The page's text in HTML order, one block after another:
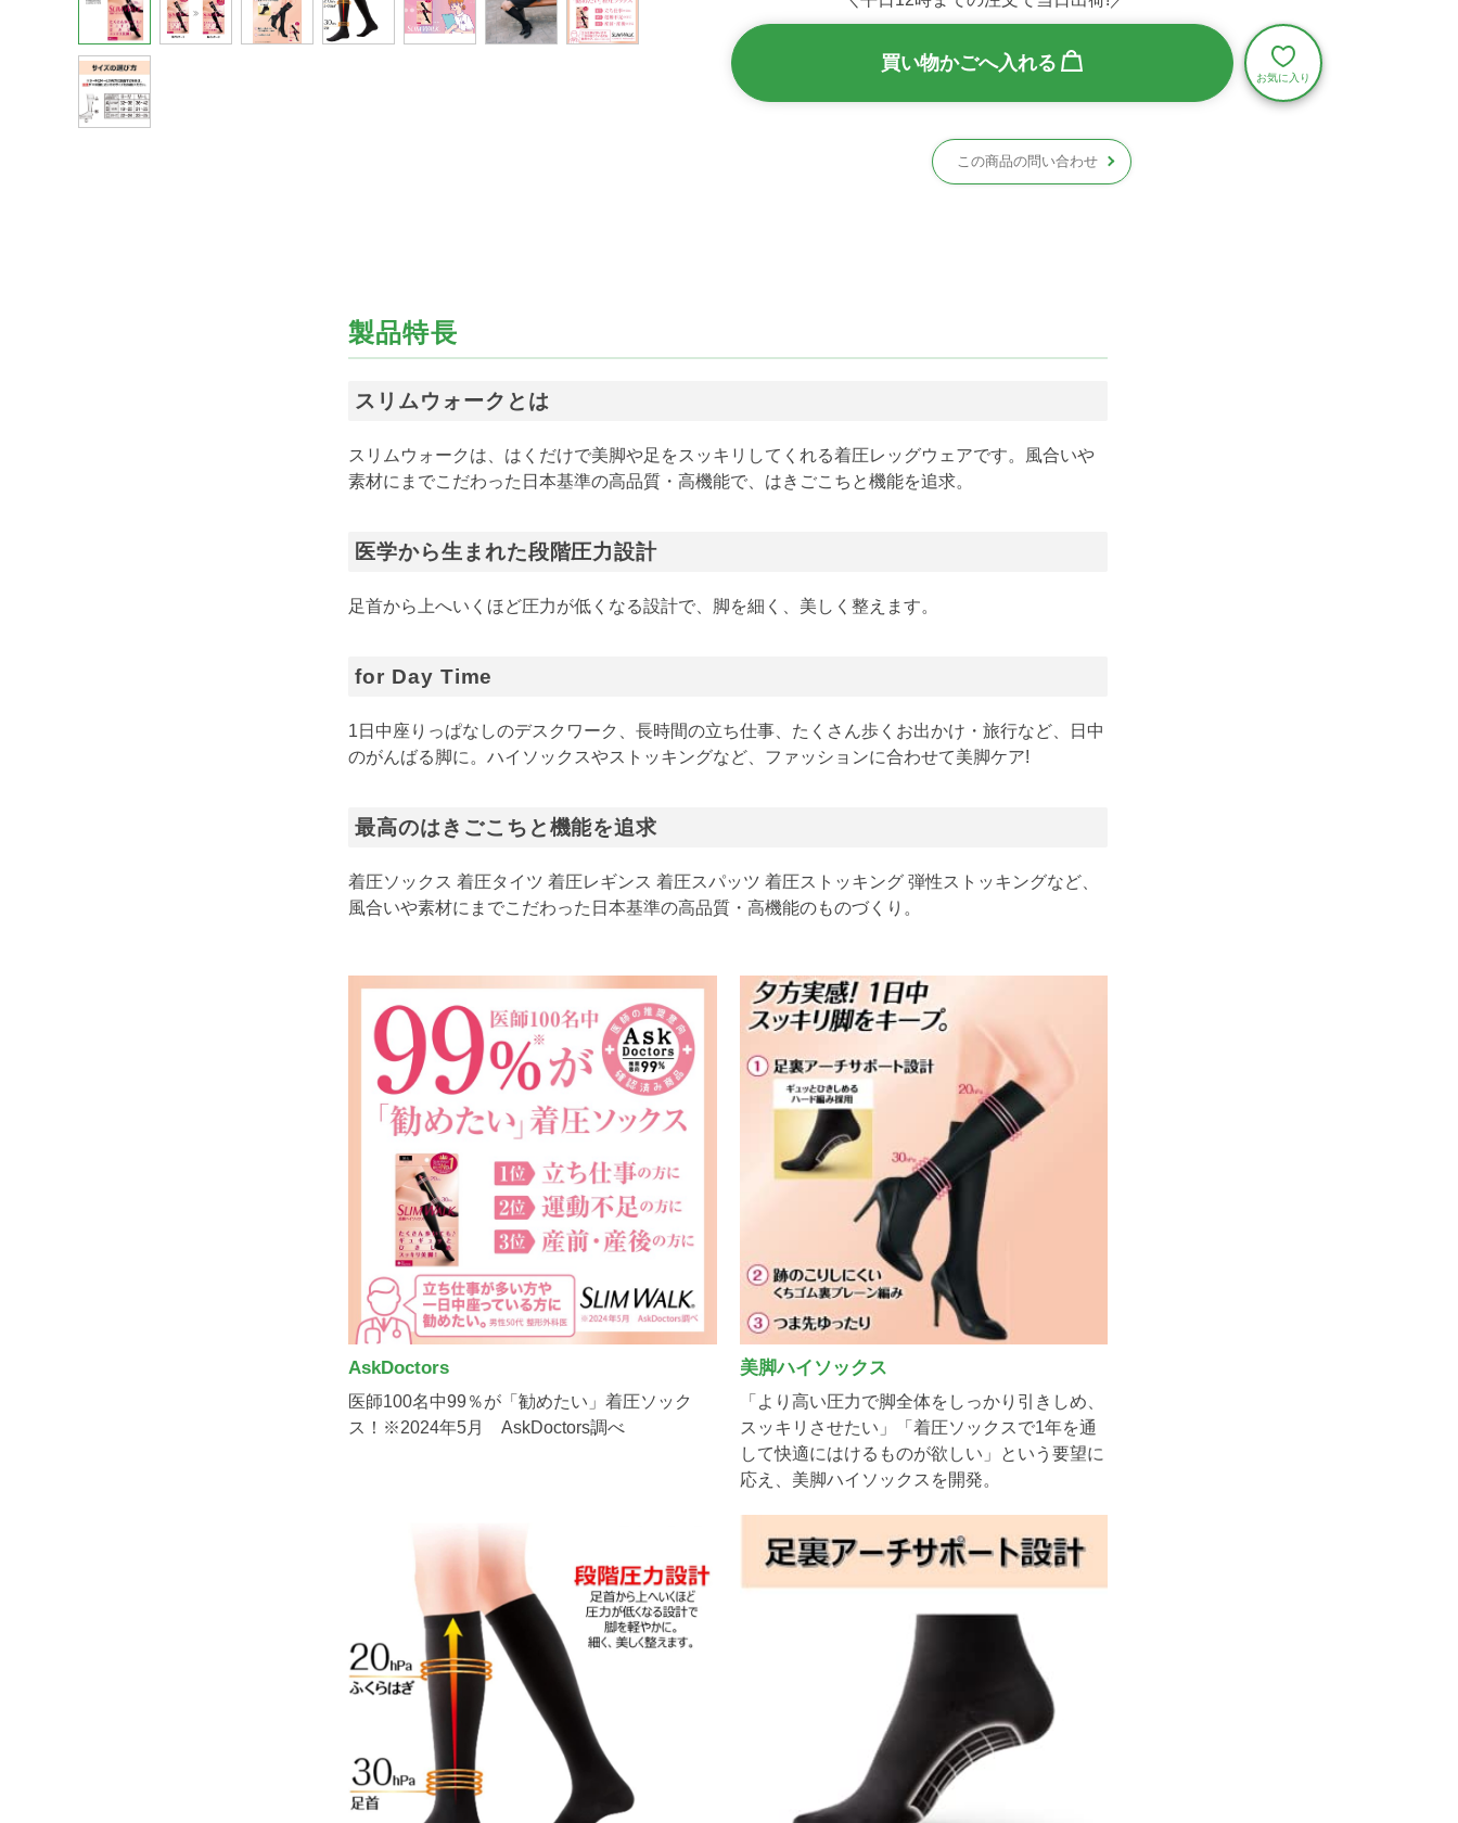
買い物かごへ入れる
この商品の問い合わせ
製品特長
スリムウォークとは
スリムウォークは、はくだけで美脚や足をスッキリしてくれる着圧レッグウェアです。風合いや
素材にまでこだわった日本基準の高品質・高機能で、はきごこちと機能を追求。
医学から生まれた段階圧力設計
足首から上へいくほど圧力が低くなる設計で、脚を細く、美しく整えます。
for Day Time
1日中座りっぱなしのデスクワーク、長時間の立ち仕事、たくさん歩くお出かけ・旅行など、日中
のがんばる脚に。ハイソックスやストッキングなど、ファッションに合わせて美脚ケア!
最高のはきごこちと機能を追求
着圧ソックス 着圧タイツ 着圧レギンス 着圧スパッツ 着圧ストッキング 弾性ストッキングなど、
風合いや素材にまでこだわった日本基準の高品質・高機能のものづくり。
AskDoctors
医師100名中99％が「勧めたい」着圧ソック
ス！※2024年5月 AskDoctors調べ
美脚ハイソックス
「より高い圧力で脚全体をしっかり引きしめ、
スッキリさせたい」「着圧ソックスで1年を通
して快適にはけるものが欲しい」という要望に
応え、美脚ハイソックスを開発。